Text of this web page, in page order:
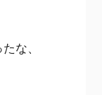
な、